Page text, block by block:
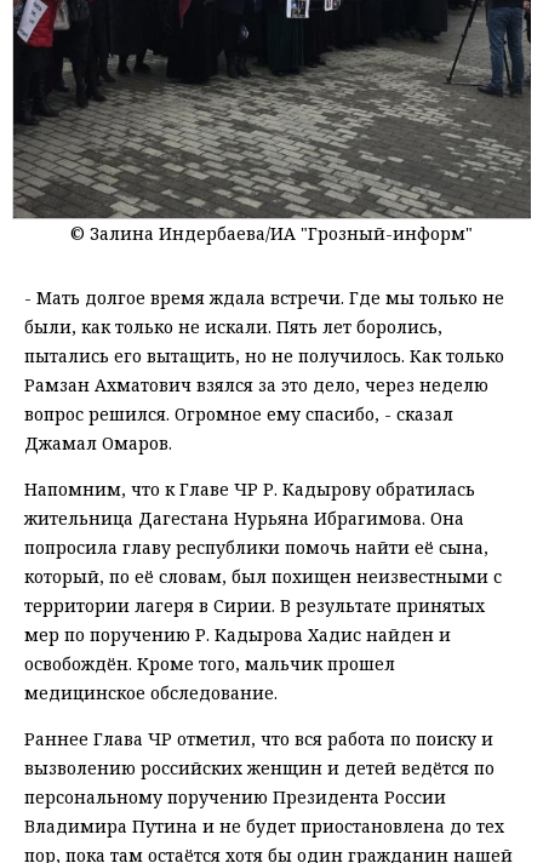
© Залина Индербаева/ИА "Грозный-информ"
- Мать долгое время ждала встречи. Где мы только не
были, как только не искали. Пять лет боролись,
пытались его вытащить, но не получилось. Как только
Рамзан Ахматович взялся за это дело, через неделю
вопрос решился. Огромное ему спасибо, - сказал
Джамал Омаров.
Напомним, что к Главе ЧР Р. Кадырову обратилась
жительница Дагестана Нурьяна Ибрагимова. Она
попросила главу республики помочь найти её сына,
который, по её словам, был похищен неизвестными с
территории лагеря в Сирии. В результате принятых
мер по поручению Р. Кадырова Хадис найден и
освобождён. Кроме того, мальчик прошел
медицинское обследование.
Раннее Глава ЧР отметил, что вся работа по поиску и
вызволению российских женщин и детей ведётся по
персональному поручению Президента России
Владимира Путина и не будет приостановлена до тех
пор, пока там остаётся хотя бы один гражданин нашей